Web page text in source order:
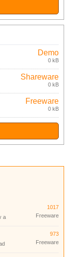
Demo
0 kB
Shareware
0 kB
Freeware
0 kB
a
1017
Freeware
973
Freeware